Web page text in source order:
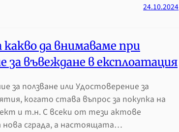
24.10.2024
какво да внимаваме при
за въвеждане в експлоатация
ползване или Удостоверение за
когато става въпрос за покупка на
и т.н. С всеки от тези актове
сграда, а настоящата…